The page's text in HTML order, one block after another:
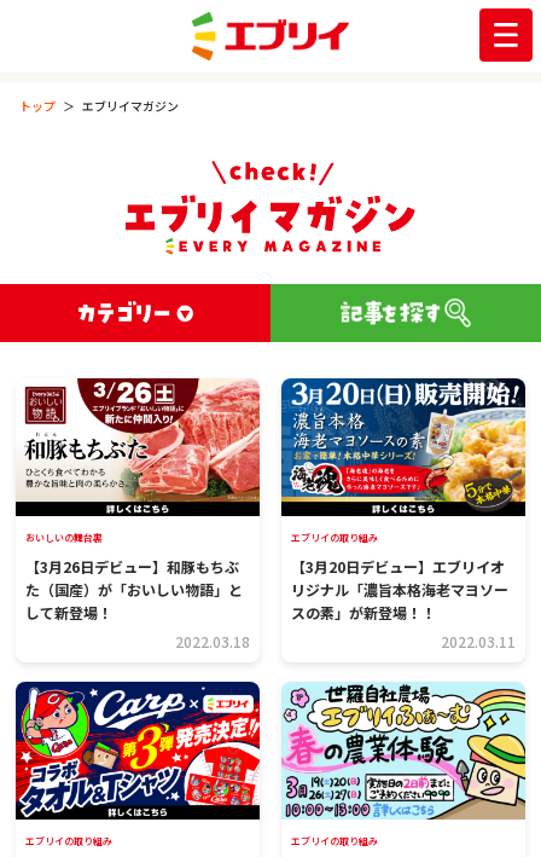
トップ エブリイマガジン
おいしいの舞台裏
【3月26日デビュー】和豚もちぶ
た（国産）が「おいしい物語」と
して新登場！
2022.03.18
エブリイの取り組み
【3月20日デビュー】エブリイオ
リジナル「濃旨本格海老マヨソー
スの素」が新登場！！
2022.03.11
エブリイの取り組み エブリイの取り組み